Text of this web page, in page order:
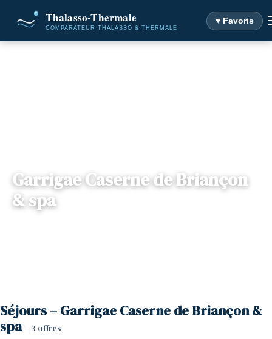
♥ Favoris
Garrigae Caserne de Briançon
& spa
Séjours – Garrigae Caserne de Briançon &
spa – 3 offres